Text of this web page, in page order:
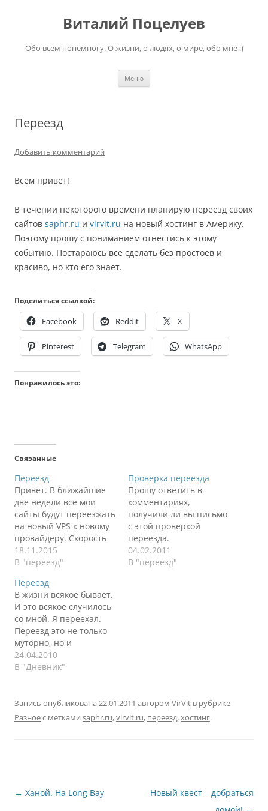
содержимомуВиталий Поцелуев
Обо всем понемногу. О жизни, о людях, о мире, обо мне :)
Меню
Переезд
Добавить комментарий
Всем привет!
В течении некоторого времени планирую переезд своих
сайтов saphr.ru и virvit.ru на новый хостинг в Америку.
Поэтому прошу с пониманием отнестись к этому
событию. Постараюсь все сделать без простоев и
красиво, но кто его знает.
Поделиться ссылкой:
Facebook Reddit X
Pinterest Telegram WhatsApp
Понравилось это:
Связанные
Переезд
Привет. В ближайшие
две недели все мои
сайты будут переезжать
на новый VPS к новому
провайдеру. Скорость
должна увеличиться. Но
могут быть сбои. Прошу
пониманием.
18.11.2015
В "переезд"
Проверка переезда
Прошу ответить в
комментариях,
получили ли вы письмо
с этой проверкой
переезда.
04.02.2011
В "переезд"
Переезд
В жизни всякое бывает.
И это всякое случилось
со мной. Я переехал.
Переезд это не только
муторно, но и
интересно. Например,
можно переехать в
с начала. Так со мной и
случилось. Все что есть
24.04.2010
В "Дневник"
Запись опубликована 22.01.2011 автором VirVit в рубрике
Разноес метками saphr.ru,virvit.ru, переезд,хостинг.
Навигация
← Ханой. Ha Long Bay
Новый квест – добраться